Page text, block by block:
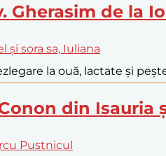
Gherasim de la
și sora sa, Iuliana
la ouă, lactate și
din Isauria
Pustnicul